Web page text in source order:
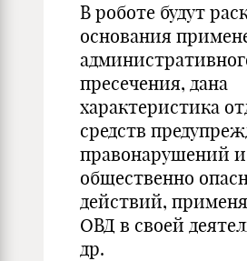
В роботе будут
основания
пресечения, дана
характеристика
средств
правонарушений
общественно
действий,
ОВД в своей
др.